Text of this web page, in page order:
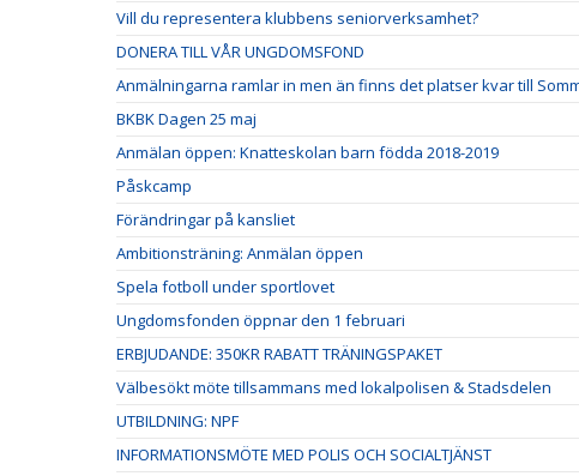
Vill du representera klubbens seniorverksamhet?
DONERA TILL VÅR UNGDOMSFOND
Anmälningarna ramlar in men än finns det platser kvar till
BKBK Dagen 25 maj
Anmälan öppen: Knatteskolan barn födda 2018-2019
Påskcamp
Förändringar på kansliet
Ambitionsträning: Anmälan öppen
Spela fotboll under sportlovet
Ungdomsfonden öppnar den 1 februari
ERBJUDANDE: 350KR RABATT TRÄNINGSPAKET
Välbesökt möte tillsammans med lokalpolisen & Stadsdelen
UTBILDNING: NPF
INFORMATIONSMÖTE MED POLIS OCH SOCIALTJÄNST